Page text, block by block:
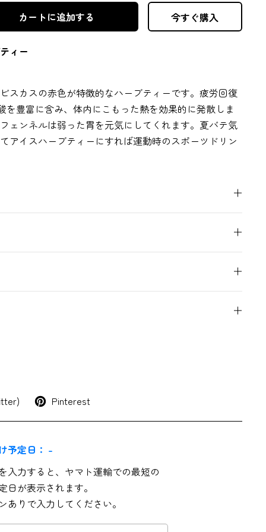
カートに追加する 今すぐ購入
ィー
スカスの赤色が特徴的なハーブティーです。疲労回復
を豊富に含み、体内にこもった熱を効果的に発散しま
ェンネルは弱った胃を元気にしてくれます。夏バテ気
アイスハーブティーにすれば運動時のスポーツドリン
Pinterest
予定日： -
入力すると、ヤマト運輸での最短の
日が表示されます。
ありで入力してください。